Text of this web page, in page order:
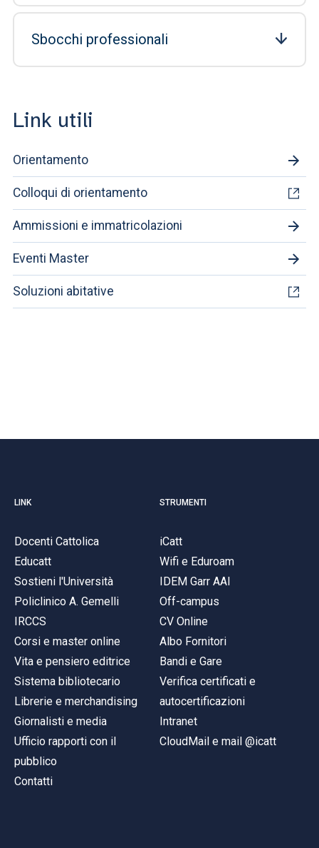
Sbocchi professionali
Link utili
Orientamento
Colloqui di orientamento
Ammissioni e immatricolazioni
Eventi Master
Soluzioni abitative
LINK
Docenti Cattolica
Educatt
Sostieni l'Università
Policlinico A. Gemelli
IRCCS
Corsi e master online
Vita e pensiero editrice
Sistema bibliotecario
Librerie e merchandising
Giornalisti e media
Ufficio rapporti con il
pubblico
Contatti
STRUMENTI
iCatt
Wifi e Eduroam
IDEM Garr AAI
Off-campus
CV Online
Albo Fornitori
Bandi e Gare
Verifica certificati e
autocertificazioni
Intranet
CloudMail e mail @icatt